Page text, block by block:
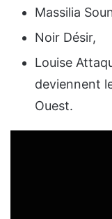
Massilia
Noir Désir,
Louise
deviennent
Ouest.